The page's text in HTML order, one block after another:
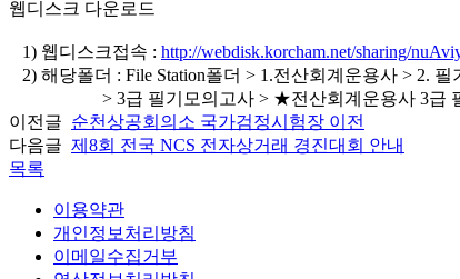
웹디스크 다운로드
1) 웹디스크접속 : http://webdisk.korcham.net/sharing/
2) 해당폴더 : File Station폴더 > 1.전산회계운용사 > 2.
> 3급 필기모의고사 > ★전산회계운용사 3급 필
이전글 순천상공회의소 국가검정시험장 이전
다음글 제8회 전국 NCS 전자상거래 경진대회 안내
목록
이용약관
개인정보처리방침
이메일수집거부